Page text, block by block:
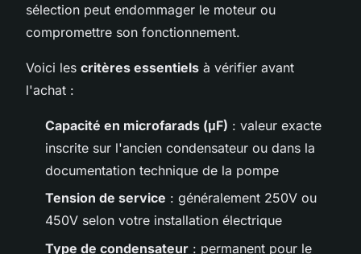
sélection peut endommager le moteur ou
compromettre son fonctionnement.
Voici les critères essentiels à vérifier avant
l'achat :
Capacité en microfarads (μF) : valeur exacte
inscrite sur l'ancien condensateur ou dans la
documentation technique de la pompe
Tension de service : généralement 250V ou
450V selon votre installation électrique
Type de condensateur : permanent pour le